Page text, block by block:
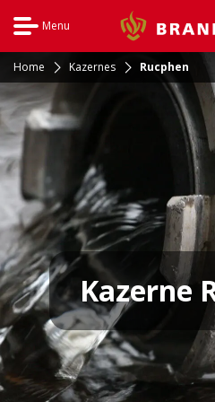
Menu
Home Kazernes Rucphen
Kazerne